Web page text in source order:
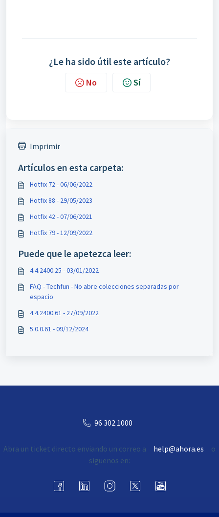
¿Le ha sido útil este artículo?
No Sí
Imprimir
Artículos en esta carpeta:
Hotfix 72 - 06/06/2022
Hotfix 88 - 29/05/2023
Hotfix 42 - 07/06/2021
Hotfix 79 - 12/09/2022
Puede que le apetezca leer:
4.4.2400.25 - 03/01/2022
FAQ - Techfun - No abre colecciones separadas por
espacio
4.4.2400.61 - 27/09/2022
5.0.0.61 - 09/12/2024
96 302 1000
Abra un ticket directo enviando un correo a help@ahora.es
o
siguenos en: